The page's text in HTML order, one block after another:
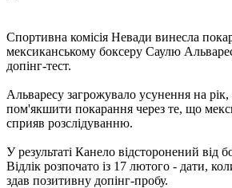
Спортивна комісія Невади винесла
мексиканському боксеру Саулю
допінг-тест.
Альваресу загрожувало усунення на рік,
пом'якшити покарання через те, що
сприяв розслідуванню.
У результаті Канело відсторонений від
Відлік розпочато із 17 лютого - дати,
здав позитивну допінг-пробу.